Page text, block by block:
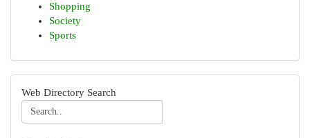
Shopping
Society
Sports
Web Directory Search